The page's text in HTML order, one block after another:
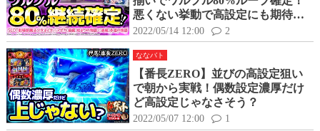
悪くない挙動で高設定にも期待で
きる！？
2022/05/14 12:00 2
ななバト
【番長ZERO】並びの高設定狙い
で朝から実戦！偶数設定濃厚だけ
ど高設定じゃなさそう？
2022/05/07 12:00 1